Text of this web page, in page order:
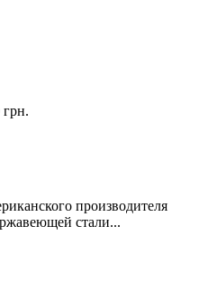
грн.
производителя
стали...